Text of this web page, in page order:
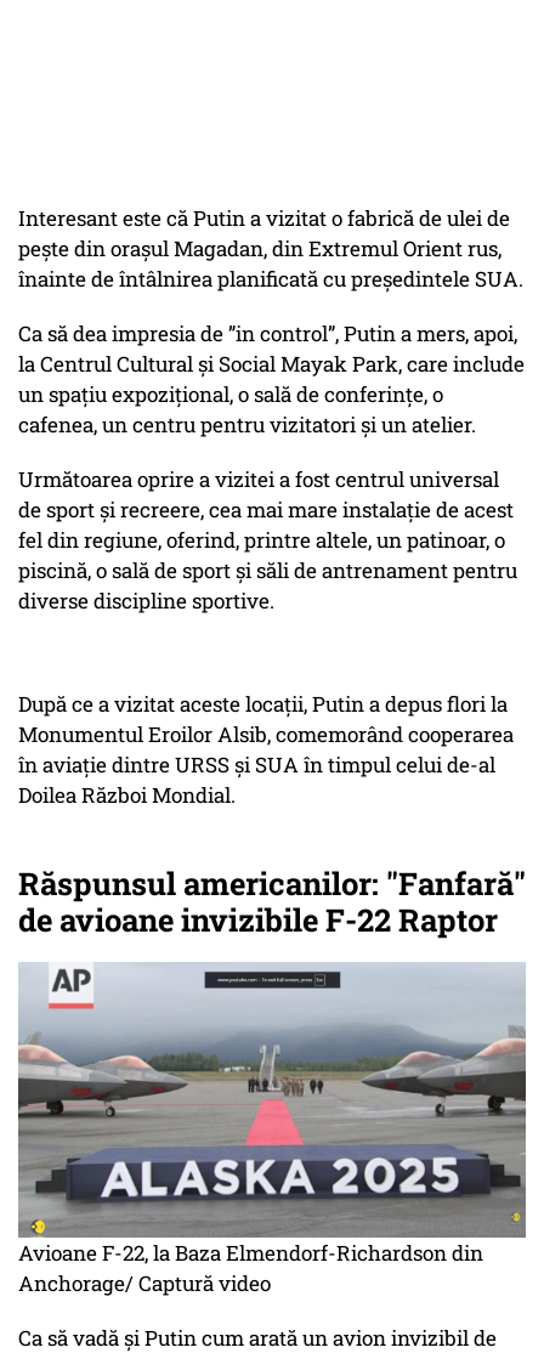
Interesant este că Putin a vizitat o fabrică de ulei de
pește din orașul Magadan, din Extremul Orient rus,
înainte de întâlnirea planificată cu președintele SUA.
Ca să dea impresia de”in control”, Putin a mers, apoi,
la Centrul Cultural și Social Mayak Park, care include
un spațiu expozițional, o sală de conferințe, o
cafenea, un centru pentru vizitatori și un atelier.
Următoarea oprire a vizitei a fost centrul universal
de sport și recreere, cea mai mare instalație de acest
fel din regiune, oferind, printre altele, un patinoar, o
piscină, o sală de sport și săli de antrenament pentru
diverse discipline sportive.
După ce a vizitat aceste locații, Putin a depus flori la
Monumentul Eroilor Alsib, comemorând cooperarea
în aviație dintre URSS și SUA în timpul celui de-al
Doilea Război Mondial.
Răspunsul americanilor: "Fanfară"
de avioane invizibile F-22 Raptor
Avioane F-22, la Baza Elmendorf-Richardson din
Anchorage/ Captură video
Ca să vadă și Putin cum arată un avion invizibil de